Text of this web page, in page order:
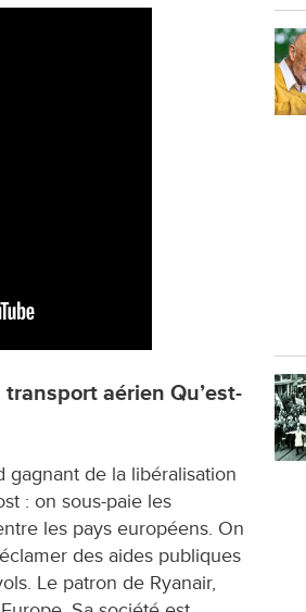
aérien Qu’est-
gagnant de la libéralisation
: on sous-paie les
les pays européens. On
des aides publiques
Le patron de Ryanair,